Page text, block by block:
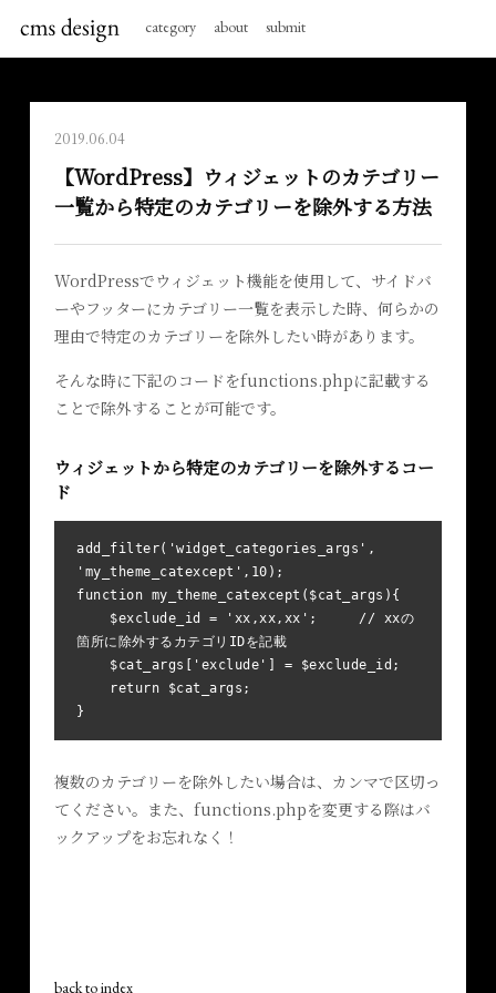
category about submit
2019.06.04
【WordPress】ウィジェットのカテゴリー
一覧から特定のカテゴリーを除外する方法
WordPressでウィジェット機能を使用して、サイドバ
ーやフッターにカテゴリー一覧を表示した時、何らかの
理由で特定のカテゴリーを除外したい時があります。
そんな時に下記のコードをfunctions.phpに記載する
ことで除外することが可能です。
ウィジェットから特定のカテゴリーを除外するコー
ド
add_filter('widget_categories_args',
'my_theme_catexcept',10);
function my_theme_catexcept($cat_args){
箇所に除外するカテゴリIDを記載
}
複数のカテゴリーを除外したい場合は、カンマで区切っ
てください。また、functions.phpを変更する際はバ
ックアップをお忘れなく！
back to index